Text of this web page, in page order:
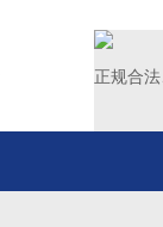
正规合